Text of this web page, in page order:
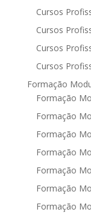
Cursos
Cursos
Cursos
Cursos
Formação
Formação
Formação
Formação
Formação
Formação
Formação
Formação